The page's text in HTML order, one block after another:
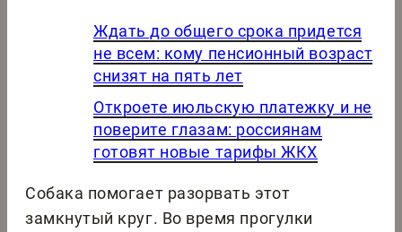
Ждать до общего срока придется
не всем: кому пенсионный возраст
снизят на пять лет
Откроете июльскую платежку и не
поверите глазам: россиянам
готовят новые тарифы ЖКХ
Собака помогает разорвать этот
замкнутый круг. Во время прогулки